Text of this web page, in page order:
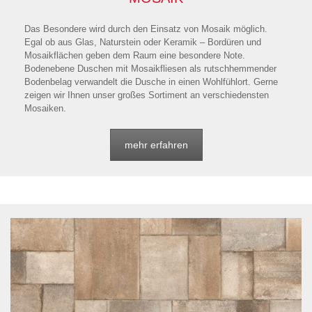
Das Besondere wird durch den Einsatz von Mosaik möglich.
Egal ob aus Glas, Naturstein oder Keramik – Bordüren und
Mosaikflächen geben dem Raum eine besondere Note.
Bodenebene Duschen mit Mosaikfliesen als rutschhemmender
Bodenbelag verwandelt die Dusche in einen Wohlfühlort. Gerne
zeigen wir Ihnen unser großes Sortiment an verschiedensten
Mosaiken.
mehr erfahren